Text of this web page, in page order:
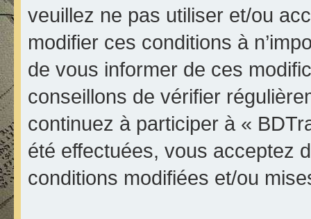
veuillez ne pas utiliser et/ou
modifier ces conditions à
de vous informer de ces
conseillons de vérifier
continuez à participer à «
été effectuées, vous acceptez
conditions modifiées et/ou